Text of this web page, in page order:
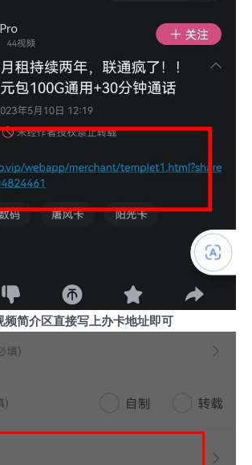
频简介区直接写上办卡地址即可